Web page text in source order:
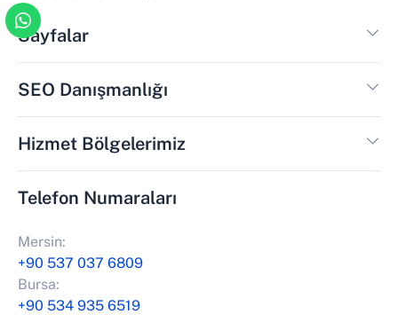
Sayfalar
SEO Danışmanlığı
Hizmet Bölgelerimiz
Telefon Numaraları
Mersin:
+90 537 037 6809
Bursa:
+90 534 935 6519